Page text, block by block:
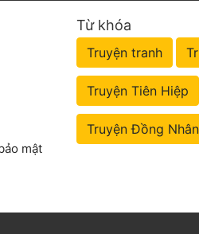
mật
Từ khóa
Truyện tranh
Truyện Tiên Hiệp
Truyện Đồng Nhân